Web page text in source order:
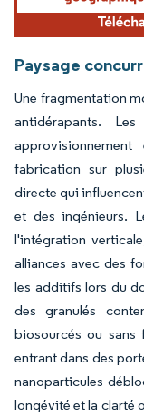
Paysage
Une fragmentation
antidérapants.
fabrication sur
directe qui
et des ingénieurs.
l'intégration
alliances avec des
les additifs lors du
des granulés
biosourcés ou sans
entrant dans des
nanoparticules
longévité et la clarté